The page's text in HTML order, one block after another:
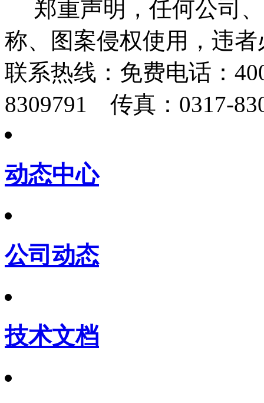
郑重声明，任何公司
称、图案侵权使用，违
联系热线： 免费电话：
8309791 传真：0317-
动态中心
公司动态
技术文档